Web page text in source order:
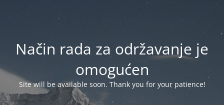
Način rada za održavanje je
omogućen
Site will be available soon. Thank you for your patience!